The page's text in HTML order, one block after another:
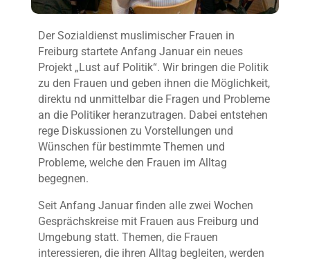
Der Sozialdienst muslimischer Frauen in
Freiburg startete Anfang Januar ein neues
Projekt „Lust auf Politik“. Wir bringen die Politik
zu den Frauen und geben ihnen die Möglichkeit,
direktu nd unmittelbar die Fragen und Probleme
an die Politiker heranzutragen. Dabei entstehen
rege Diskussionen zu Vorstellungen und
Wünschen für bestimmte Themen und
Probleme, welche den Frauen im Alltag
begegnen.
Seit Anfang Januar finden alle zwei Wochen
Gesprächskreise mit Frauen aus Freiburg und
Umgebung statt. Themen, die Frauen
interessieren, die ihren Alltag begleiten, werden